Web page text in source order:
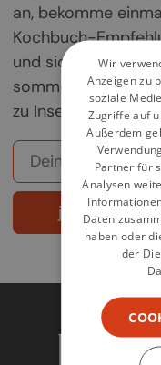
an, bekomme
Kochbuch-
und sichere dir
sommerlichen
zu Insel".
jetzt
Wir
Anzeigen zu
soziale
Zugriffe auf
Außerdem
Partner für
Analysen
Daten
haben oder
der